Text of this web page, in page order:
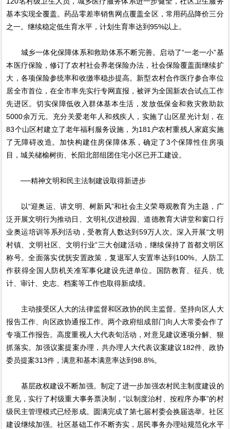
基本实现全覆盖。药品零差率销售网点覆盖全区，常用药品降价三分
之一。继续稳定低生育水平，计划生育率达到95%以上。
城乡一体化保障体系和救助体系不断完善。启动了“一老一小”基
本医疗保险，修订了农村社会养老保险办法，社会保险覆盖面继续扩
大，各项保险参统率和收缴率稳步提高。新型农村合作医疗参合率位
居全市首位，在全市率先实行专网直报，被评为全国新农合试点工作
先进区。切实保障低收入群体基本生活，发放低保金和救灾救助款
5000余万元。充分关爱老年人和残疾人，实施了山区星光计划，在
83个山区村建立了老年福利服务设施，为181户农村重残人家庭实施
了无障碍改造。加快构建住房保障体系，确定了3个保障性住房项
目，城关槠榆树街、长阳北部组团住宅小区已开工建设。
──精神文明和民主法制建设取得新进步
以“迎奥运、讲文明、树新风”和社会主义荣辱观教育为主题，广
泛开展文明行为推动日、文明礼仪进校园、道德教育大讲堂和窗口行
业奥运培训等系列活动，受教育人数达到59万人次。深入开展“文明
村镇、文明社区、文明行业”三大创建活动，继续保持了首都文明区
称号。全面落实优抚安置政策，复退军人安置率达到100%。人防工
作获得全国人防机关准军事化建设先进单位。国防教育、征兵、统
计、审计、史志、档案等工作也取得新成绩。
主动接受区人大的法律监督和区政协的民主监督。坚持向区人大
报告工作、向区政协通报工作。两个政府组成部门向人大常委会作了
专项工作报告。高度重视人大代表旬活动，对意见建议逐项分解、狠
抓落实。加强议案提案办理，共办理人大代表议案建议182件、政协
委员提案313件，满意和基本满意率达到98.8%。
基层政权建设不断加强。制定了进一步加强农村民主制度建设的
意见，实行了村级重大事务票决制，“以制度治村、按程序办事”的村
级民主管理模式已经形成。圆满完成了第七届村委会换届选举。社区
建设继续加强。社区基础工作不断夯实，居民事务办理站规范化水平